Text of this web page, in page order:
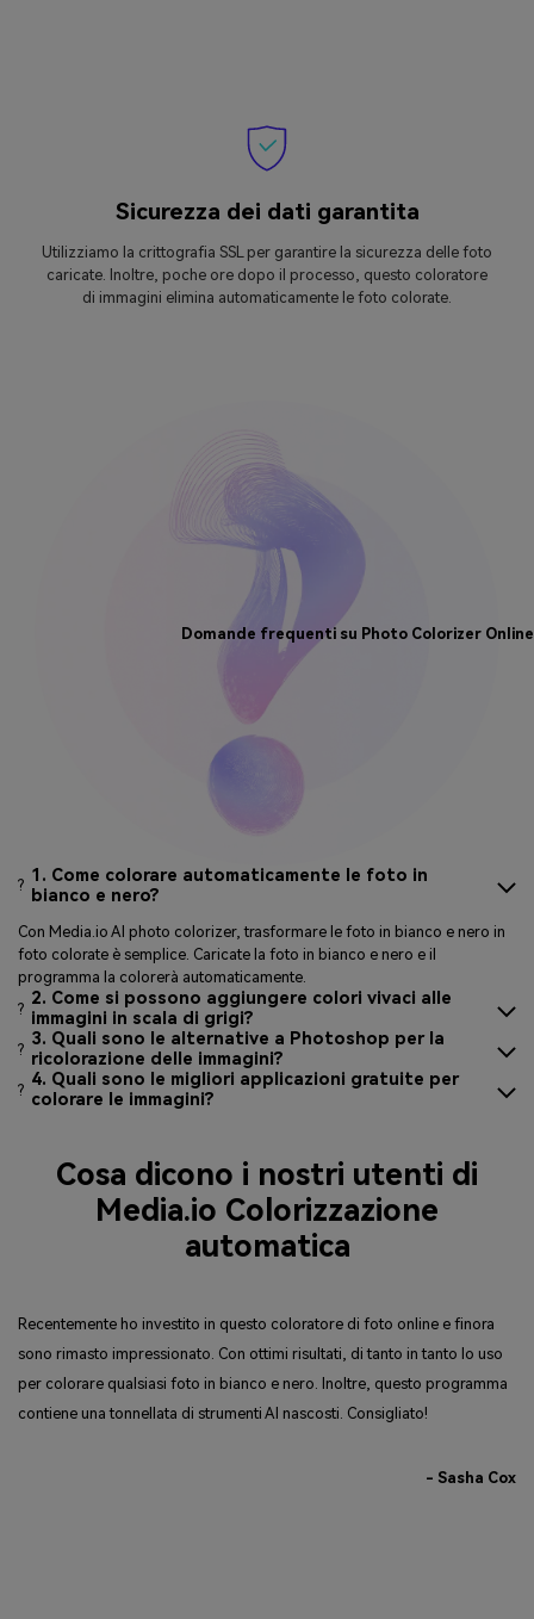
Sicurezza dei dati garantita
Utilizziamo la crittografia SSL per garantire la sicurezza delle foto
caricate. Inoltre, poche ore dopo il processo, questo coloratore
di immagini elimina automaticamente le foto colorate.
Domande frequenti su Photo Colorizer Online
? 1. Come colorare automaticamente le foto in
bianco e nero?
Con Media.io AI photo colorizer, trasformare le foto in bianco e nero in
foto colorate è semplice. Caricate la foto in bianco e nero e il
programma la colorerà automaticamente.
? 2. Come si possono aggiungere colori vivaci alle
immagini in scala di grigi?
? 3. Quali sono le alternative a Photoshop per la
ricolorazione delle immagini?
? 4. Quali sono le migliori applicazioni gratuite per
colorare le immagini?
Recentemente ho investito in questo coloratore di foto online e finora
sono rimasto impressionato. Con ottimi risultati, di tanto in tanto lo uso
per colorare qualsiasi foto in bianco e nero. Inoltre, questo programma
contiene una tonnellata di strumenti AI nascosti. Consigliato!
- Sasha Cox
Cosa dicono i nostri utenti di
Media.io Colorizzazione
automatica